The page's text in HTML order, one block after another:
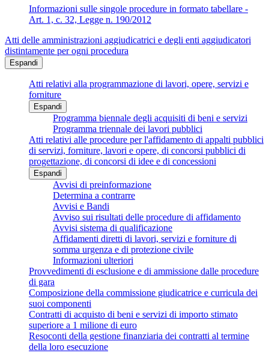
Informazioni sulle singole procedure in formato tabellare -
Art. 1, c. 32, Legge n. 190/2012
Atti delle amministrazioni aggiudicatrici e degli enti aggiudicatori
distintamente per ogni procedura
Espandi
Atti relativi alla programmazione di lavori, opere, servizi e
forniture
Espandi
Programma biennale degli acquisiti di beni e servizi
Programma triennale dei lavori pubblici
Atti relativi alle procedure per l'affidamento di appalti pubblici
di servizi, forniture, lavori e opere, di concorsi pubblici di
progettazione, di concorsi di idee e di concessioni
Espandi
Avvisi di preinformazione
Determina a contrarre
Avvisi e Bandi
Avviso sui risultati delle procedure di affidamento
Avvisi sistema di qualificazione
Affidamenti diretti di lavori, servizi e forniture di
somma urgenza e di protezione civile
Informazioni ulteriori
Provvedimenti di esclusione e di ammissione dalle procedure
di gara
Composizione della commissione giudicatrice e curricula dei
suoi componenti
Contratti di acquisto di beni e servizi di importo stimato
superiore a 1 milione di euro
Resoconti della gestione finanziaria dei contratti al termine
della loro esecuzione